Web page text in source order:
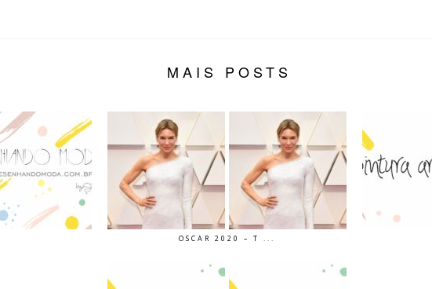
MAIS POSTS
OSCAR 2020 – T ...